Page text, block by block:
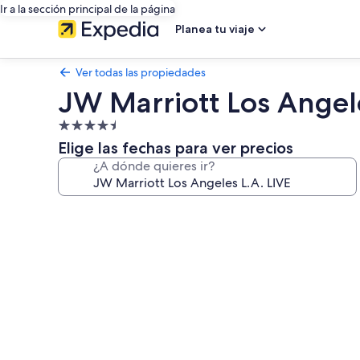
Ir a la sección principal de la página
Planea tu viaje
Ver todas las propiedades
JW Marriott Los
Propiedad
de
4.5
estrellas
Elige las fechas para ver precios
¿A dónde quieres ir?